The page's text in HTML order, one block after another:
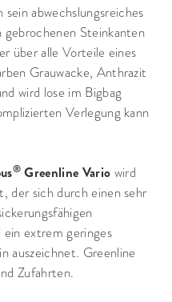
abwechslungsreiches
gebrochenen Steinkanten
über alle Vorteile eines
Grauwacke, Anthrazit
wird lose im Bigbag
Verlegung kann
® Greenline Vario wird
der sich durch einen sehr
extrem geringes
auszeichnet. Greenline
Zufahrten.